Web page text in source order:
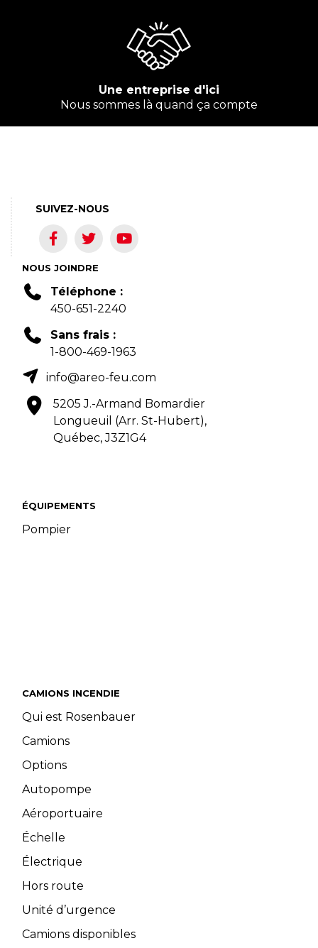
Une entreprise d'ici
Nous sommes là quand ça compte
ÉQUIPEMENTS
Pompier
CAMIONS INCENDIE
Qui est Rosenbauer
Camions
Options
Autopompe
Aéroportuaire
Échelle
Électrique
Hors route
Unité d’urgence
Camions disponibles
NOUS JOINDRE
Téléphone :
450-651-2240
Sans frais :
1-800-469-1963
info@areo-feu.com
5205 J.-Armand Bomardier
Longueuil (Arr. St-Hubert),
Québec, J3Z1G4
SUIVEZ-NOUS